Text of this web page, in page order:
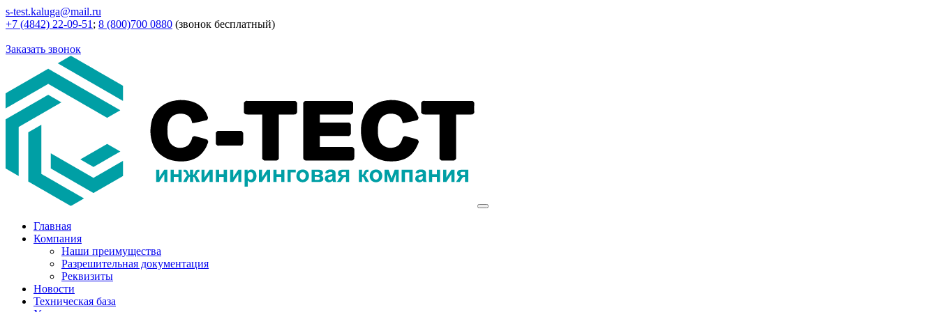
s-test.kaluga@mail.ru
+7 (4842) 22-09-51 ; 8 (800)700 0880 (звонок бесплатный)
Заказать звонок
Главная
Компания
Наши преимущества
Разрешительная документация
Реквизиты
Новости
Техническая база